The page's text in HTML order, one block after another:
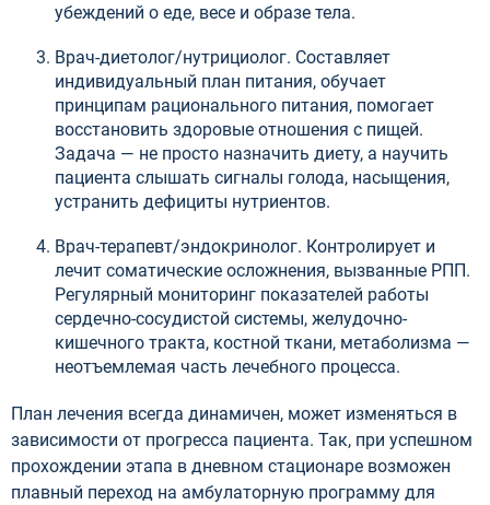
убеждений о еде, весе и образе тела.
Врач-диетолог/нутрициолог. Составляет
индивидуальный план питания, обучает
принципам рационального питания, помогает
восстановить здоровые отношения с пищей.
Задача — не просто назначить диету, а научить
пациента слышать сигналы голода, насыщения,
устранить дефициты нутриентов.
Врач-терапевт/эндокринолог. Контролирует и
лечит соматические осложнения, вызванные РПП.
Регулярный мониторинг показателей работы
сердечно-сосудистой системы, желудочно-
кишечного тракта, костной ткани, метаболизма —
неотъемлемая часть лечебного процесса.
План лечения всегда динамичен, может изменяться в
зависимости от прогресса пациента. Так, при успешном
прохождении этапа в дневном стационаре возможен
плавный переход на амбулаторную программу для